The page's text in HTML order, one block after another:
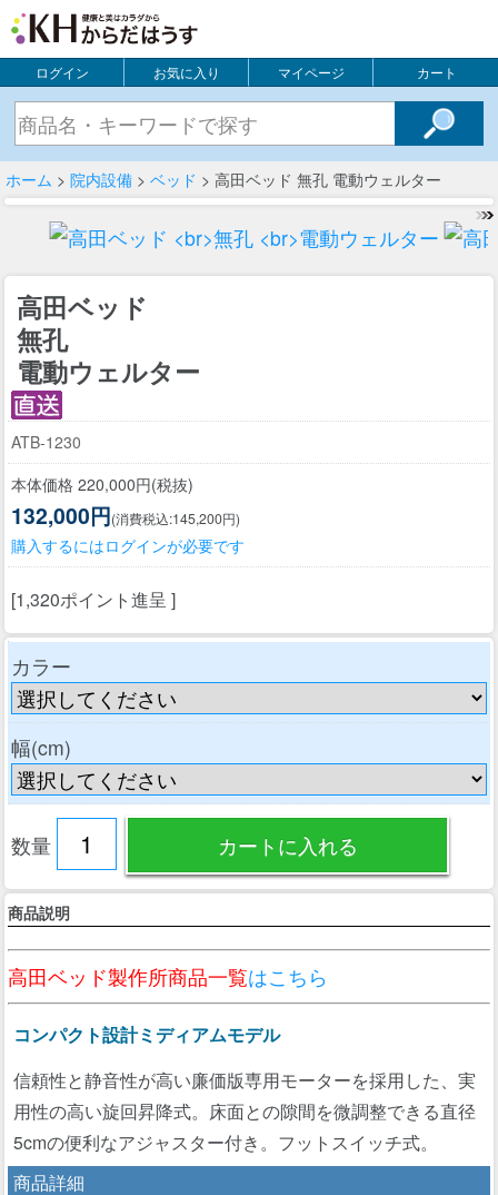
ログイン お気に入り マイページ カート
ホーム > 院内設備 > ベッド > 高田ベッド 無孔 電動ウェルター
高田ベッド
無孔
電動ウェルター
ATB-1230
本体価格 220,000円(税抜)
132,000円(消費税込:145,200円)
購入するにはログインが必要です
[1,320ポイント進呈 ]
カラー
幅(cm)
数量
商品説明
高田ベッド製作所商品一覧はこちら
コンパクト設計ミディアムモデル
信頼性と静音性が高い廉価版専用モーターを採用した、実
用性の高い旋回昇降式。床面との隙間を微調整できる直径
5cmの便利なアジャスター付き。フットスイッチ式。
商品詳細